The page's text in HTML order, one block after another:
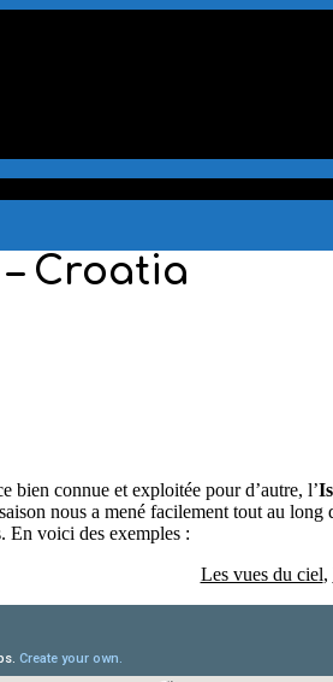
Croatia
bien connue et exploitée pour d’autre, l’
nous a mené facilement tout au
En voici des exemples :
Les vues du ciel,